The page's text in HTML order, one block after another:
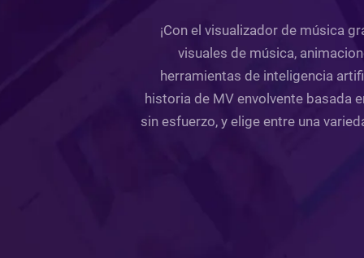
¡Con el visualizador de música
visuales de música,
herramientas de inteligencia
historia de MV envolvente basada
sin esfuerzo, y elige entre una